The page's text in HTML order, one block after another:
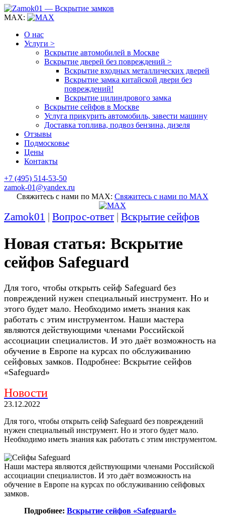
MAX:
О нас
Услуги >
Вскрытие автомобилей в Москве
Вскрытие дверей без повреждений >
Вскрытие входных металлических дверей
Вскрытие замка китайской двери без
повреждений!
Вскрытие цилиндрового замка
Вскрытие сейфов в Москве
Услуга прикурить автомобиль, завести машину
Доставка топлива, подвоз бензина, дизеля
Отзывы
Подмосковье
Цены
Контакты
+7 (495) 514-53-50
zamok-01@yandex.ru
Свяжитесь с нами по MAX: Свяжитесь с нами по MAX
Zamok01 | Вопрос-ответ | Вскрытие сейфов
Новая статья: Вскрытие
сейфов Safeguard
Для того, чтобы открыть сейф Safeguard без
повреждений нужен специальный инструмент. Но и
этого будет мало. Необходимо иметь знания как
работать с этим инструментом. Наши мастера
являются действующими членами Российской
ассоциации специалистов. И это даёт возможность на
обучение в Европе на курсах по обслуживанию
сейфовых замков. Подробнее: Вскрытие сейфов
«Safeguard»
Новости
23.12.2022
Для того, чтобы открыть сейф Safeguard без повреждений
нужен специальный инструмент. Но и этого будет мало.
Необходимо иметь знания как работать с этим инструментом.
Наши мастера являются действующими членами Российской
ассоциации специалистов. И это даёт возможность на
обучение в Европе на курсах по обслуживанию сейфовых
замков.
Подробнее: Вскрытие сейфов «Safeguard»